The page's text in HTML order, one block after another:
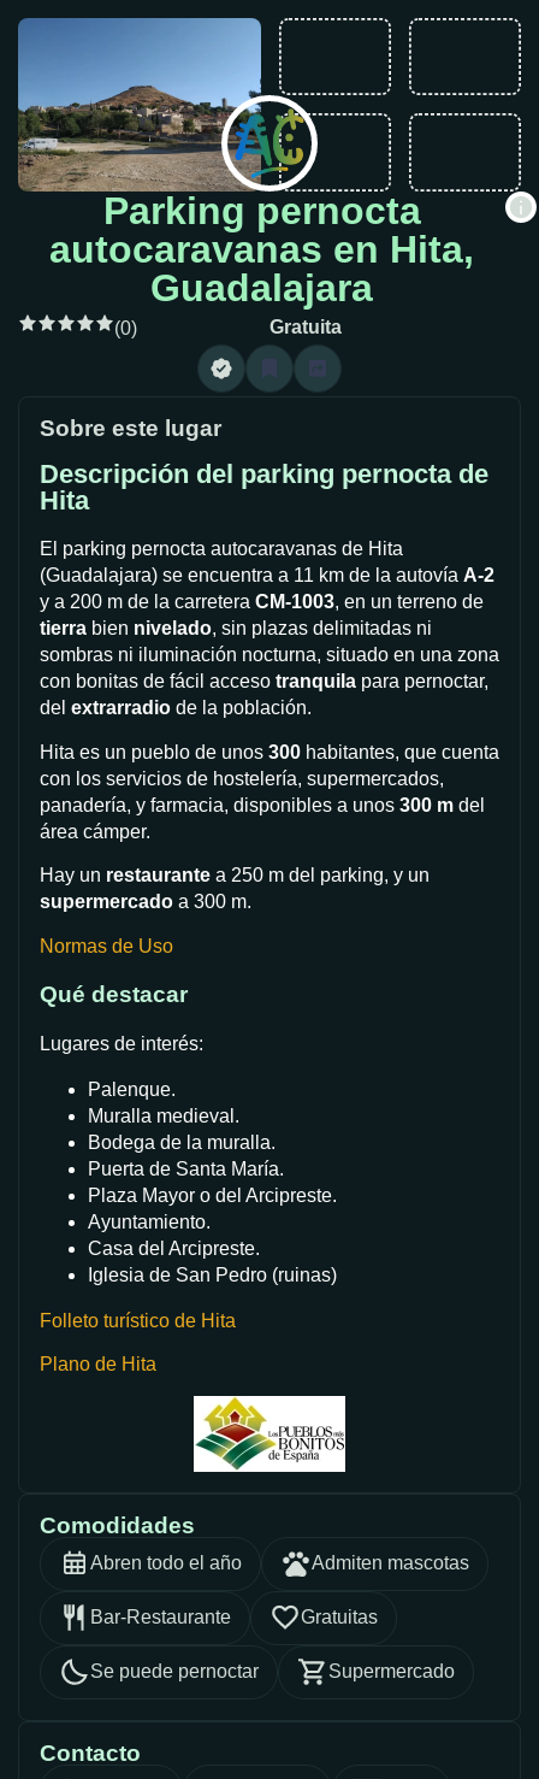
Parking pernocta
autocaravanas en Hita,
Guadalajara
(0) Gratuita
Sobre este lugar
Descripción del parking pernocta de
Hita
El parking pernocta autocaravanas de Hita
(Guadalajara) se encuentra a 11 km de la autovía A-2
y a 200 m de la carretera CM-1003, en un terreno de
tierra bien nivelado, sin plazas delimitadas ni
sombras ni iluminación nocturna, situado en una zona
con bonitas de fácil acceso tranquila para pernoctar,
del extrarradio de la población.
Hita es un pueblo de unos 300 habitantes, que cuenta
con los servicios de hostelería, supermercados,
panadería, y farmacia, disponibles a unos 300 m del
área cámper.
Hay un restaurante a 250 m del parking, y un
supermercado a 300 m.
Normas de Uso
Qué destacar
Lugares de interés:
Palenque.
Muralla medieval.
Bodega de la muralla.
Puerta de Santa María.
Plaza Mayor o del Arcipreste.
Ayuntamiento.
Casa del Arcipreste.
Iglesia de San Pedro (ruinas)
Folleto turístico de Hita
Plano de Hita
Comodidades
Abren todo el año Admiten mascotas
Bar-Restaurante Gratuitas
Se puede pernoctar Supermercado
Contacto